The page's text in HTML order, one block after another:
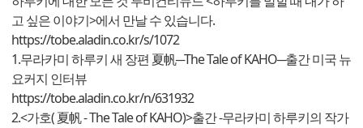
고 싶은 이야기>에서 만날 수 있습니다.
https://tobe.aladin.co.kr/s/1072
1.무라카미 하루키 새 장편 夏帆─The Tale of KAHO─출간 미국 뉴
요커지 인터뷰
https://tobe.aladin.co.kr/n/631932
2.<가호( 夏帆 - The Tale of KAHO)>출간 -무라카미 하루키의 작가